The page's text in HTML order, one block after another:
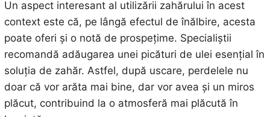
Un aspect interesant al utilizării zahărului în acest
context este că, pe lângă efectul de înălbire, acesta
poate oferi și o notă de prospețime. Specialiștii
recomandă adăugarea unei picături de ulei esențial în
soluția de zahăr. Astfel, după uscare, perdelele nu
doar că vor arăta mai bine, dar vor avea și un miros
plăcut, contribuind la o atmosferă mai plăcută în